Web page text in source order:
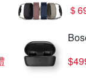
＄